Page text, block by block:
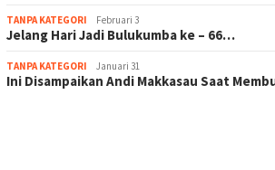
TANPA KATEGORI Februari 3
Jelang Hari Jadi Bulukumba ke – 66…
TANPA KATEGORI Januari 31
Ini Disampaikan Andi Makkasau Saat